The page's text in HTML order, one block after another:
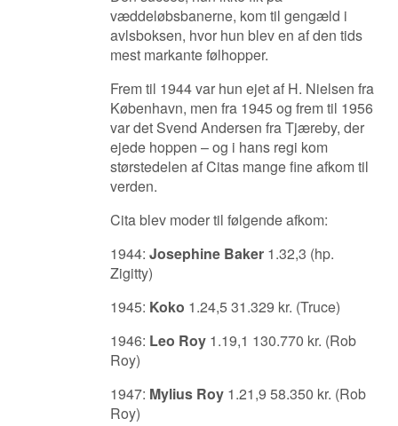
væddeløbsbanerne, kom til gengæld i
avlsboksen, hvor hun blev en af den tids
mest markante følhopper.
Frem til 1944 var hun ejet af H. Nielsen fra
København, men fra 1945 og frem til 1956
var det Svend Andersen fra Tjæreby, der
ejede hoppen – og i hans regi kom
størstedelen af Citas mange fine afkom til
verden.
Cita blev moder til følgende afkom:
1944:Josephine Baker 1.32,3 (hp.
Zigitty)
1945: Koko 1.24,5 31.329 kr. (Truce)
1946: Leo Roy 1.19,1 130.770 kr. (Rob
Roy)
1947: Mylius Roy 1.21,9 58.350 kr. (Rob
Roy)